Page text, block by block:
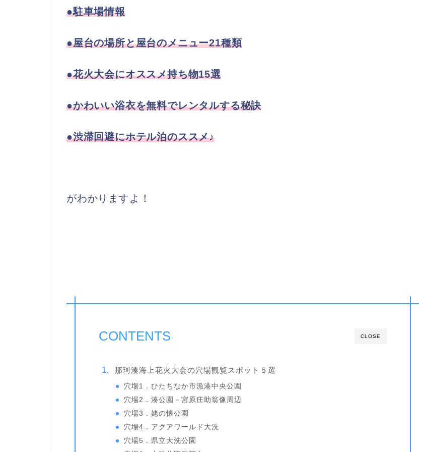
●駐車場情報
●屋台の場所と屋台のメニュー21種類
●花火大会にオススメ持ち物15選
●かわいい浴衣を無料でレンタルする秘訣
●渋滞回避にホテル泊のススメ♪
がわかりますよ！
CLOSE
CONTENTS
那珂湊海上花火大会の穴場観覧スポット５選
穴場1．ひたちなか市漁港中央公園
穴場2．湊公園－宮原庄助翁像周辺
穴場3．姥の懐公園
穴場4．アクアワールド大洗
穴場5．県立大洗公園